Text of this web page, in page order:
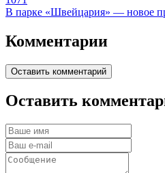
В парке «Швейцария» — новое
Комментарии
Оставить комментарий
Оставить